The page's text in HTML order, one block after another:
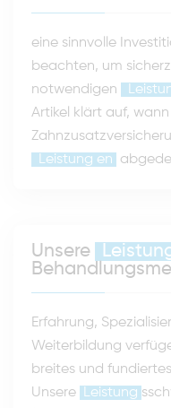
eine sinnvolle
beachten, um
notwendigen
Artikel klärt auf,
Leistung en
Unsere
Erfahrung,
Weiterbildung
breites und
Unsere
Leistung